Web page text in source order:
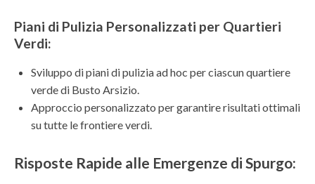
Piani di Pulizia Personalizzati per Quartieri
Verdi:
Sviluppo di piani di pulizia ad hoc per ciascun quartiere
verde di Busto Arsizio.
Approccio personalizzato per garantire risultati ottimali
su tutte le frontiere verdi.
Risposte Rapide alle Emergenze di Spurgo: